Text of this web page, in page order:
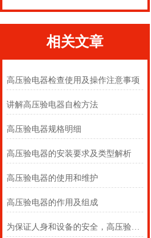
相关文章
高压验电器检查使用及操作注意事项
讲解高压验电器自检方法
高压验电器规格明细
高压验电器的安装要求及类型解析
高压验电器的使用和维护
高压验电器的作用及组成
为保证人身和设备的安全，高压验电器必须按规定的期限进行预防性试验